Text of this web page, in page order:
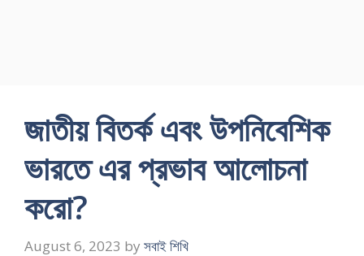
জাতীয় বিতর্ক এবং উপনিবেশিক
ভারতে এর প্রভাব আলোচনা
করো?
August 6, 2023 by সবাই শিখি